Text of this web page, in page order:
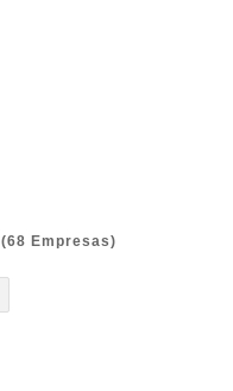
(68 Empresas)